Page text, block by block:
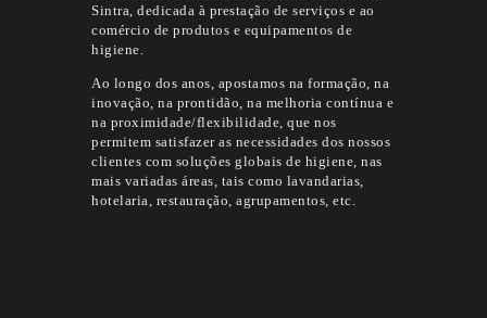
Sintra, dedicada à prestação de serviços e ao
comércio de produtos e equipamentos de
higiene.
Ao longo dos anos, apostamos na formação, na
inovação, na prontidão, na melhoria contínua e
na proximidade/flexibilidade, que nos
permitem satisfazer as necessidades dos nossos
clientes com soluções globais de higiene, nas
mais variadas áreas, tais como lavandarias,
hotelaria, restauração, agrupamentos, etc.